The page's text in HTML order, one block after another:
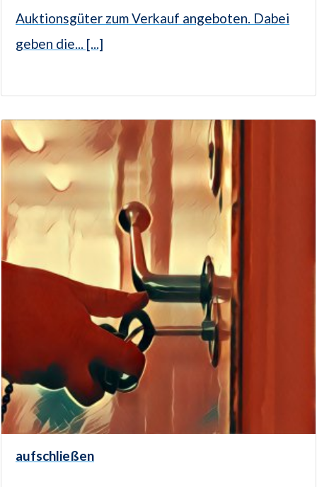
Auktionsgüter zum Verkauf angeboten. Dabei
geben die... [...]
aufschließen